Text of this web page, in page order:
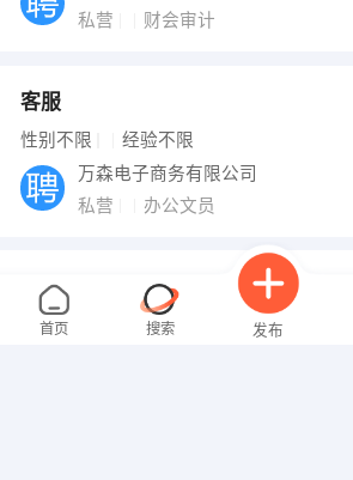
私营
财会审计
客服
性别不限 经验不限
万森电子商务有限公司
私营
办公文员
课程顾问
性别不限 经验不限
首页 搜索 发布